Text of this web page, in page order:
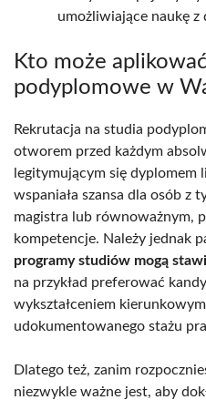
umożliwiające naukę z
Kto może
podyplomowe w
Rekrutacja na studia
otworem przed każdym
legitymującym się dyplomem
wspaniała szansa dla osób z
magistra lub równoważnym,
kompetencje. Należy jednak
programy studiów mogą
na przykład preferować
wykształceniem
udokumentowanego stażu
Dlatego też, zanim
niezwykle ważne jest, aby